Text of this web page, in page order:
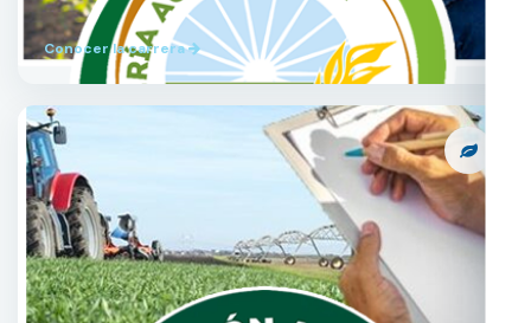
Conocer la carrera